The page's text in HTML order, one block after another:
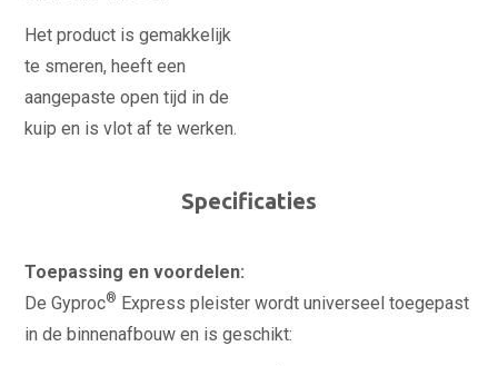
Het product is gemakkelijk
te smeren, heeft een
aangepaste open tijd in de
kuip en is vlot af te werken.
Specificaties
Toepassing en voordelen:
De Gyproc® Express pleister wordt universeel toegepast
in de binnenafbouw en is geschikt: